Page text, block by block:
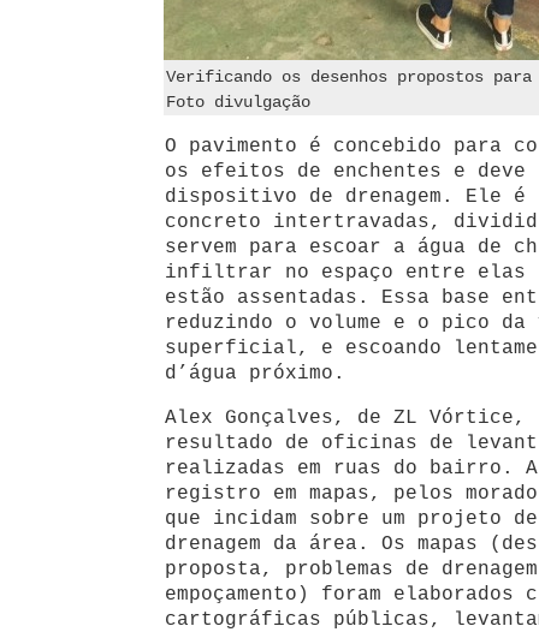
Verificando os desenhos propostos para
Foto divulgação
O pavimento é concebido para
os efeitos de enchentes e
dispositivo de drenagem. Ele é
concreto intertravadas,
servem para escoar a água de
infiltrar no espaço entre elas
estão assentadas. Essa base
reduzindo o volume e o pico da
superficial, e escoando
d’água próximo.
Alex Gonçalves, de ZL Vórtice,
resultado de oficinas de
realizadas em ruas do bairro.
registro em mapas, pelos
que incidam sobre um projeto
drenagem da área. Os mapas
proposta, problemas de
empoçamento) foram elaborados
cartográficas públicas,